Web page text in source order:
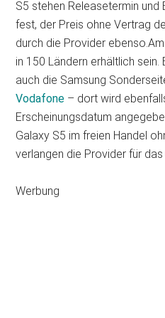
S5 stehen Releasetermin
fest, der Preis ohne Vertrag
durch die Provider
in 150 Ländern erhältlich
auch die Samsung
Vodafone – dort wird
Erscheinungsdatum
Galaxy S5 im freien Handel
verlangen die Provider für das
Werbung